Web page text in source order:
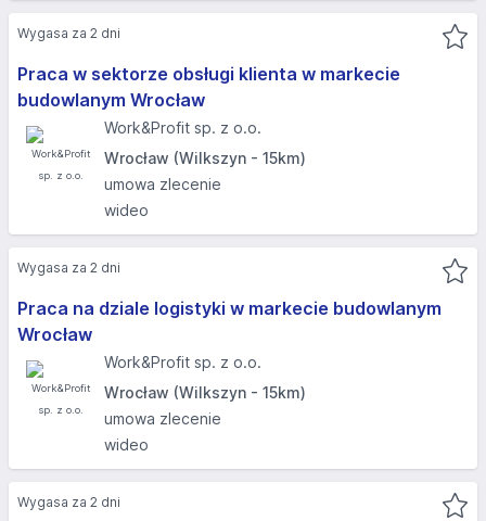
Praca w sektorze obsługi klienta w markecie
budowlanym Wrocław
Work&Profit sp. z o.o.
Wrocław (Wilkszyn - 15km)
umowa zlecenie
wideo
Wygasa za 2 dni
Praca na dziale logistyki w markecie budowlanym
Wrocław
Work&Profit sp. z o.o.
Wrocław (Wilkszyn - 15km)
umowa zlecenie
wideo
Wygasa za 2 dni
Wygasa za 2 dni